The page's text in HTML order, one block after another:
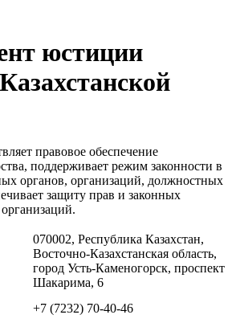
юстиции
правовое обеспечение
поддерживает режим законности в
органов, организаций, должностных
защиту прав и законных
070002, Республика Казахстан,
Восточно-Казахстанская область,
город Усть-Каменогорск, проспект
Шакарима, 6
+7 (7232) 70-40-46